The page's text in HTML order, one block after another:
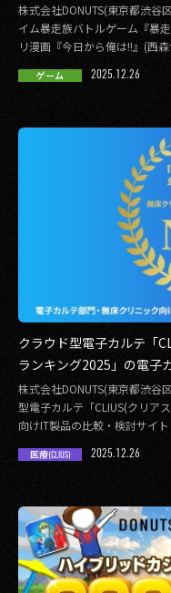
株式会社DONUTS(東京都渋谷
イム暴走族バトルゲーム『暴
リ漫画『今日から俺は!!』(西
ゲーム 2025.12.26
クラウド型電子カルテ「
ランキング2025」の電子
カルテ部門の2部門で1位
株式会社DONUTS(東京都渋谷
型電子カルテ「CLIUS(クリア
向けIT製品の比較・検討サイ
医療(CLIUS) 2025.12.26